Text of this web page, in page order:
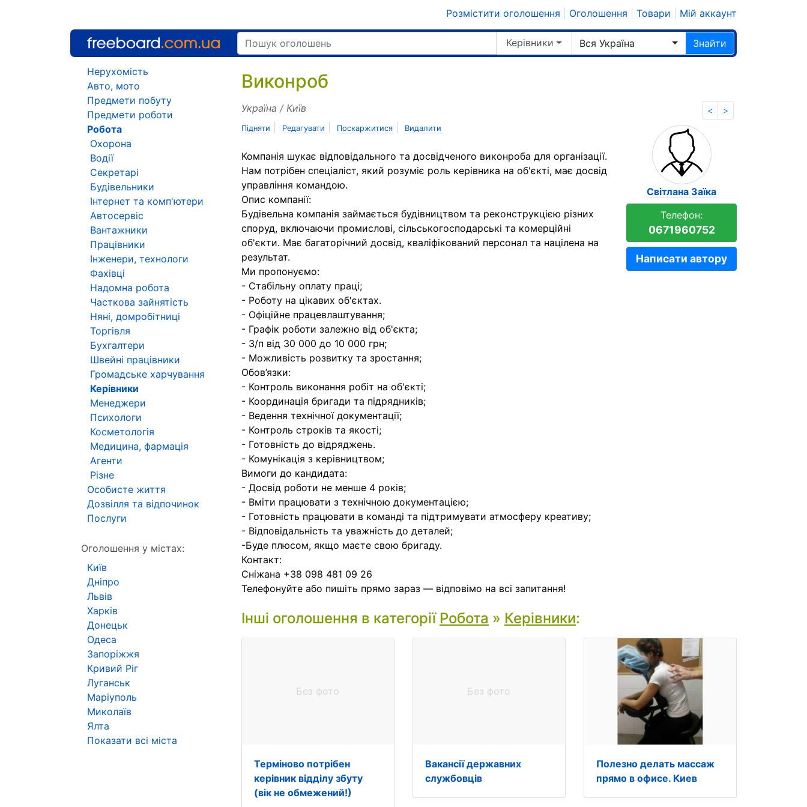
Розмістити оголошення Оголошення Товари Мій аккаунт
Керівники Вся Україна Знайти
Виконроб
< >
Україна / Київ
Підняти Редагувати Поскаржитися Видалити
Компанія шукає відповідального та досвідченого виконроба для організації.
Нам потрібен спеціаліст, який розуміє роль керівника на об'єкті, має досвід
управління командою.
Опис компанії:
Будівельна компанія займається будівництвом та реконструкцією різних
споруд, включаючи промислові, сільськогосподарські та комерційні
об'єкти. Має багаторічний досвід, кваліфікований персонал та націлена на
результат.
Ми пропонуємо:
- Стабільну оплату праці;
- Роботу на цікавих об'єктах.
- Офіційне працевлаштування;
- Графік роботи залежно від об'єкта;
- З/п від 30 000 до 10 000 грн;
- Можливість розвитку та зростання;
Обов’язки:
- Контроль виконання робіт на об'єкті;
- Координація бригади та підрядників;
- Ведення технічної документації;
- Контроль строків та якості;
- Готовність до відряджень.
- Комунікація з керівництвом;
Вимоги до кандидата:
- Досвід роботи не менше 4 років;
- Вміти працювати з технічною документацією;
- Готовність працювати в команді та підтримувати атмосферу креативу;
- Відповідальність та уважність до деталей;
-Буде плюсом, якщо маєте свою бригаду.
Контакт:
Сніжана +38 098 481 09 26
Телефонуйте або пишіть прямо зараз — відповімо на всі запитання!
Світлана Заїка
Телефон:
0671960752
Написати автору
Інші оголошення в категорії Робота » Керівники:
Без фото
Терміново потрібен
керівник відділу збуту
(вік не обмежений!)
Без фото
Вакансії державних
службовців
Полезно делать массаж
прямо в офисе. Киев
Нерухомість
Авто, мото
Предмети побуту
Предмети роботи
Робота
Охорона
Водії
Секретарі
Будівельники
Інтернет та комп'ютери
Автосервіс
Вантажники
Працівники
Інженери, технологи
Фахівці
Надомна робота
Часткова зайнятість
Няні, домробітниці
Торгівля
Бухгалтери
Швейні працівники
Громадське харчування
Керівники
Менеджери
Психологи
Косметологія
Медицина, фармація
Агенти
Різне
Особисте життя
Дозвілля та відпочинок
Послуги
Оголошення у містах:
Київ
Дніпро
Львів
Харків
Донецьк
Одеса
Запоріжжя
Кривий Ріг
Луганськ
Маріуполь
Миколаїв
Ялта
Показати всі міста